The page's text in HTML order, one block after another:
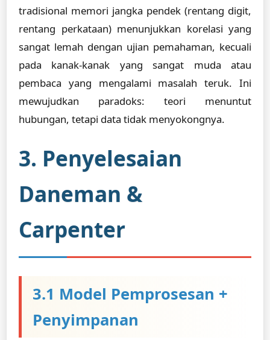
tradisional memori jangka pendek (rentang digit,
rentang perkataan) menunjukkan korelasi yang
sangat lemah dengan ujian pemahaman, kecuali
pada kanak-kanak yang sangat muda atau
pembaca yang mengalami masalah teruk. Ini
mewujudkan paradoks: teori menuntut
hubungan, tetapi data tidak menyokongnya.
3. Penyelesaian
Daneman &
Carpenter
3.1 Model Pemprosesan +
Penyimpanan